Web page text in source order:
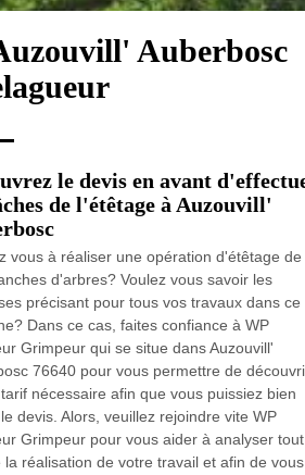
Auberbosc
le devis en avant
de l'étêtage à Auzouvill'
vous à réaliser une opération d'étêtage de
d'arbres? Voulez vous savoir les
précisant pour tous vos travaux dans ce
Dans ce cas, faites confiance à WP
Grimpeur qui se situe dans Auzouvill'
76640 pour vous permettre de
nécessaire afin que vous puissiez bien
devis. Alors, veuillez rejoindre vite WP
Grimpeur pour vous aider à analyser
la réalisation de votre travail et afin de vous